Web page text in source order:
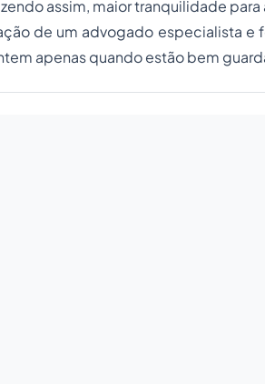
assim, maior tranquilidade para
de um advogado especialista e
apenas quando estão bem